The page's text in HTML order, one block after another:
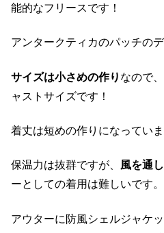
能的なフリースです！
アンタークティカのパッチの
サイズは小さめの作り なので
ャストサイズです！
着丈は短めの作りになっていま
保温力は抜群ですが、 風を通
ーとしての着用は難しいです。
アウターに防風シェルジャケ